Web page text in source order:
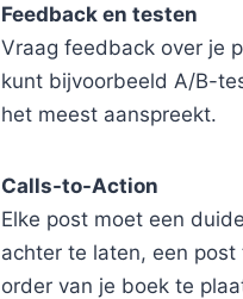
Feedback en testen
Vraag feedback over je
kunt bijvoorbeeld A/B-
het meest aanspreekt.
Calls-to-Action
Elke post moet een
achter te laten, een
order van je boek te